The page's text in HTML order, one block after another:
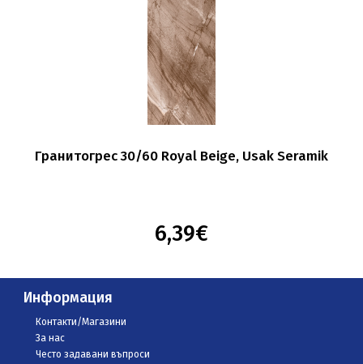
Гранитогрес 30/60 Royal Beige, Usak Seramik
6,39€
Информация
Контакти/Магазини
За нас
Често задавани въпроси